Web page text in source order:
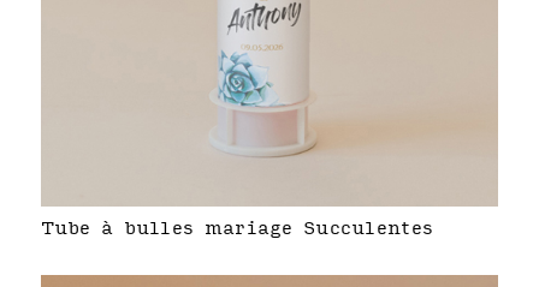
Tube à bulles mariage Succulentes